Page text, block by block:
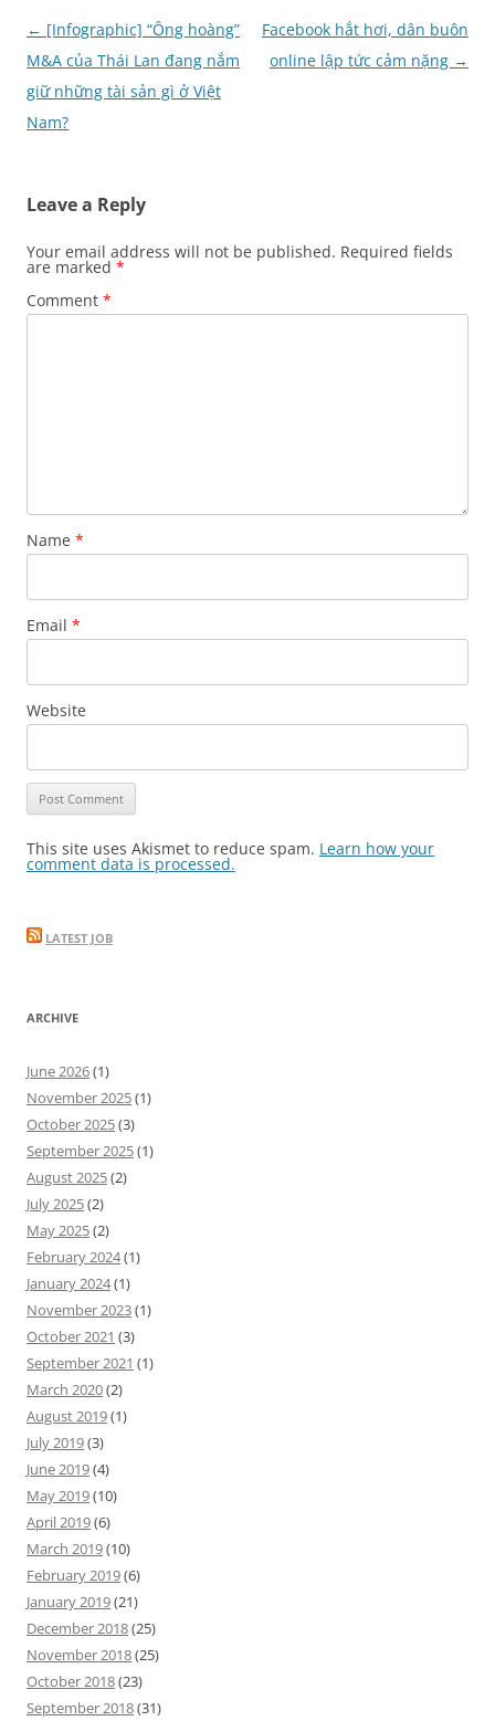
Post
navigation
← [Infographic] “Ông hoàng”
M&A của Thái Lan đang nắm
giữ những tài sản gì ở Việt
Nam?
Facebook hắt hơi, dân buôn
online lập tức cảm nặng →
Leave a Reply
Your email address will not be published. Required fields
are marked *
Comment *
Name *
Email *
Website
This site uses Akismet to reduce spam. Learn how your
comment data is processed.
LATEST JOB
ARCHIVE
June 2026(1)
November 2025(1)
October 2025(3)
September 2025(1)
August 2025(2)
July 2025(2)
May 2025(2)
February 2024(1)
January 2024(1)
November 2023(1)
October 2021 (3)
September 2021 (1)
March 2020(2)
August 2019(1)
July 2019(3)
June 2019(4)
May 2019(10)
April 2019(6)
March 2019(10)
February 2019(6)
January 2019(21)
December 2018(25)
November 2018(25)
October 2018(23)
September 2018(31)